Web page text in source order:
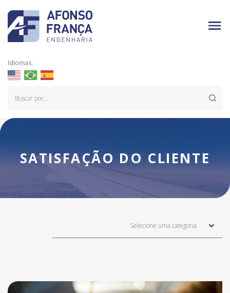
Idiomas:
SATISFAÇÃO DO CLIENTE
Selecione uma categoria